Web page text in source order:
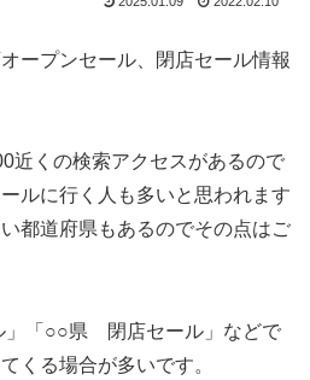
ープンセール、閉店セール情報
近くの検索アクセスがあるので
ルに行く人も多いと思われます
都道府県もあるのでその点はご
」「○○県 閉店セール」などで
くる場合が多いです。